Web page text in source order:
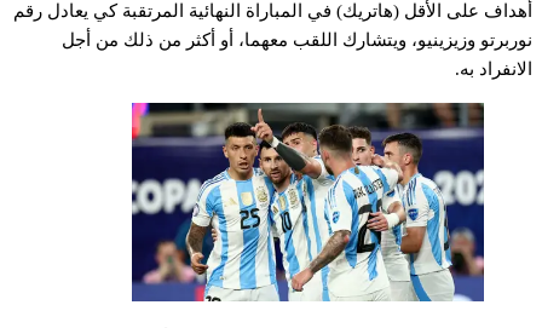
أهداف على الأقل (هاتريك) في المباراة النهائية المرتقبة كي يعادل رقم
نوربرتو وزيزينيو، ويتشارك اللقب معهما، أو أكثر من ذلك من أجل
الانفراد به.